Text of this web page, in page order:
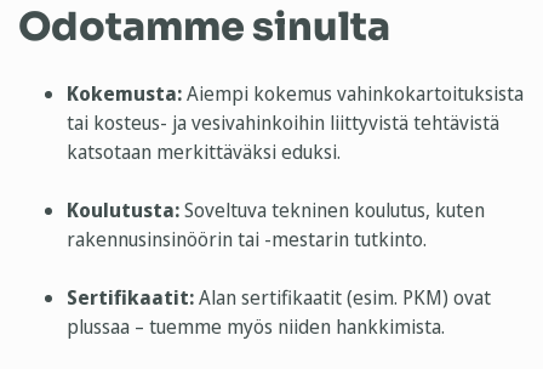
Odotamme sinulta
Kokemusta:Aiempi kokemus vahinkokartoituksista
tai kosteus- ja vesivahinkoihin liittyvistä tehtävistä
katsotaan merkittäväksi eduksi.
Koulutusta:Soveltuva tekninen koulutus, kuten
rakennusinsinöörin tai -mestarin tutkinto.
Sertifikaatit:Alan sertifikaatit (esim. PKM) ovat
plussaa – tuemme myös niiden hankkimista.